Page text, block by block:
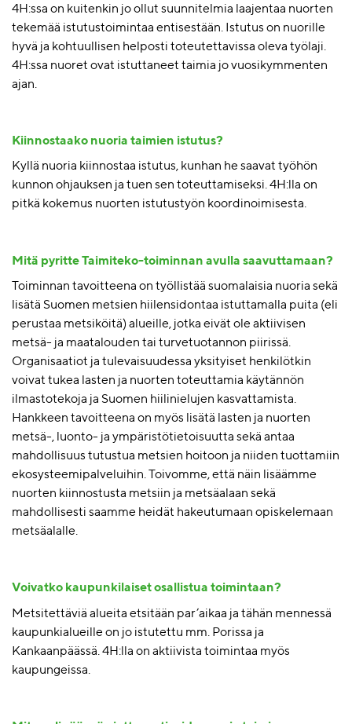
4H:ssa on kuitenkin jo ollut suunnitelmia laajentaa nuorten
tekemää istutustoimintaa entisestään. Istutus on nuorille
hyvä ja kohtuullisen helposti toteutettavissa oleva työlaji.
4H:ssa nuoret ovat istuttaneet taimia jo vuosikymmenten
ajan.
Kiinnostaako nuoria taimien istutus?
Kyllä nuoria kiinnostaa istutus, kunhan he saavat työhön
kunnon ohjauksen ja tuen sen toteuttamiseksi. 4H:lla on
pitkä kokemus nuorten istutustyön koordinoimisesta.
Mitä pyritte Taimiteko-toiminnan avulla saavuttamaan?
Toiminnan tavoitteena on työllistää suomalaisia nuoria sekä
lisätä Suomen metsien hiilensidontaa istuttamalla puita (eli
perustaa metsiköitä) alueille, jotka eivät ole aktiivisen
metsä- ja maatalouden tai turvetuotannon piirissä.
Organisaatiot ja tulevaisuudessa yksityiset henkilötkin
voivat tukea lasten ja nuorten toteuttamia käytännön
ilmastotekoja ja Suomen hiilinielujen kasvattamista.
Hankkeen tavoitteena on myös lisätä lasten ja nuorten
metsä-, luonto- ja ympäristötietoisuutta sekä antaa
mahdollisuus tutustua metsien hoitoon ja niiden tuottamiin
ekosysteemipalveluihin. Toivomme, että näin lisäämme
nuorten kiinnostusta metsiin ja metsäalaan sekä
mahdollisesti saamme heidät hakeutumaan opiskelemaan
metsäalalle.
Voivatko kaupunkilaiset osallistua toimintaan?
Metsitettäviä alueita etsitään par’aikaa ja tähän mennessä
kaupunkialueille on jo istutettu mm. Porissa ja
Kankaanpäässä. 4H:lla on aktiivista toimintaa myös
kaupungeissa.